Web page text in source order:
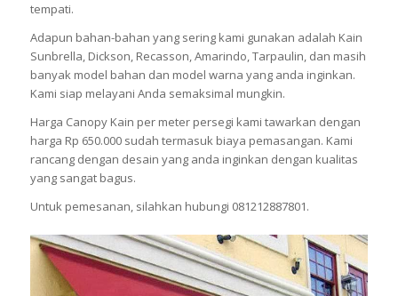
tempati.
Adapun bahan-bahan yang sering kami gunakan adalah Kain
Sunbrella, Dickson, Recasson, Amarindo, Tarpaulin, dan masih
banyak model bahan dan model warna yang anda inginkan.
Kami siap melayani Anda semaksimal mungkin.
Harga Canopy Kain per meter persegi kami tawarkan dengan
harga Rp 650.000 sudah termasuk biaya pemasangan. Kami
rancang dengan desain yang anda inginkan dengan kualitas
yang sangat bagus.
Untuk pemesanan, silahkan hubungi 081212887801.